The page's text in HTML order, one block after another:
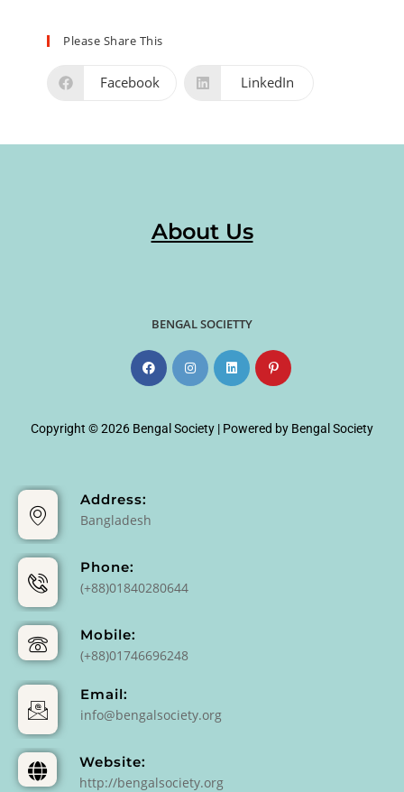
Please Share This
Facebook LinkedIn
About Us
BENGAL SOCIETTY
Copyright © 2026 Bengal Society | Powered by Bengal Society
Address:
Bangladesh
Phone:
(+88)01840280644
Mobile:
(+88)01746696248
Email:
info@bengalsociety.org
Website:
http://bengalsociety.org